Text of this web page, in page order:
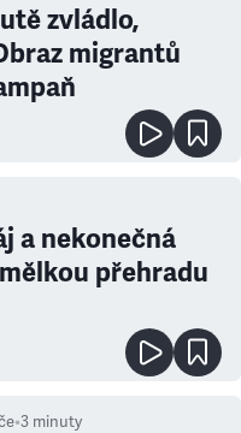
zvládlo,
migrantů
a nekonečná
přehradu
•3 minuty